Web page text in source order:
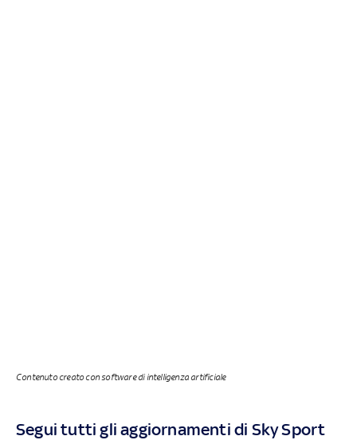
Contenuto creato con software di intelligenza artificiale
Segui tutti gli aggiornamenti di Sky Sport